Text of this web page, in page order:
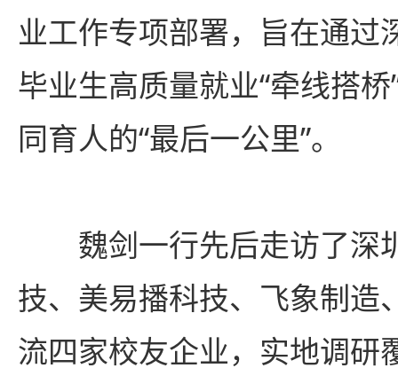
业工作专项部署，旨在通过
毕业生高质量就业“牵线搭
同育人的“最后一公里”。
魏剑一行先后走访了深
技、美易播科技、飞象制造
流四家校友企业，实地调研